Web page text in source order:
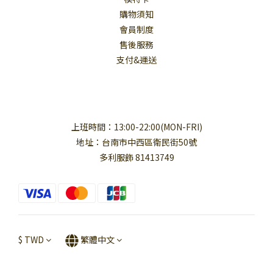
購物須知
會員制度
售後服務
支付&運送
上班時間：13:00-22:00(MON-FRI)
地址：台南市中西區衛民街50號
多利服飾 81413749
$ TWD 繁體中文